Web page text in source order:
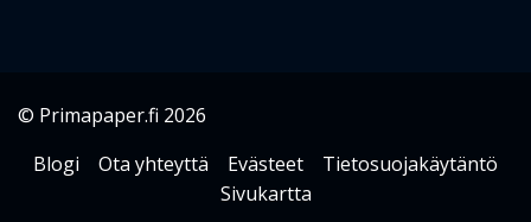
© Primapaper.fi 2026
Blogi
Ota yhteyttä Evästeet
Tietosuojakäytäntö
Sivukartta